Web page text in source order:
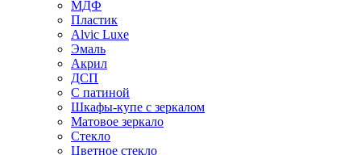
МДФ
Пластик
Alvic Luxe
Эмаль
Акрил
ДСП
С патиной
Шкафы-купе с зеркалом
Матовое зеркало
Стекло
Цветное стекло